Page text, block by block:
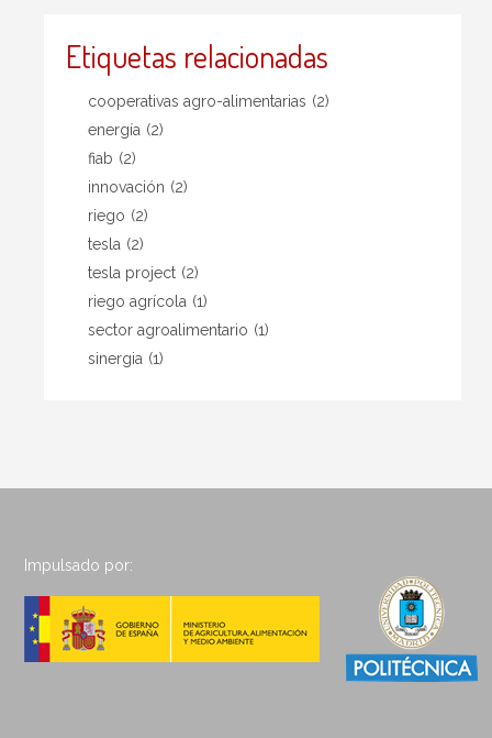
Etiquetas relacionadas
cooperativas agro-alimentarias (2)
energía (2)
fiab (2)
innovación (2)
riego (2)
tesla (2)
tesla project (2)
riego agrícola (1)
sector agroalimentario (1)
sinergia (1)
Impulsado por: